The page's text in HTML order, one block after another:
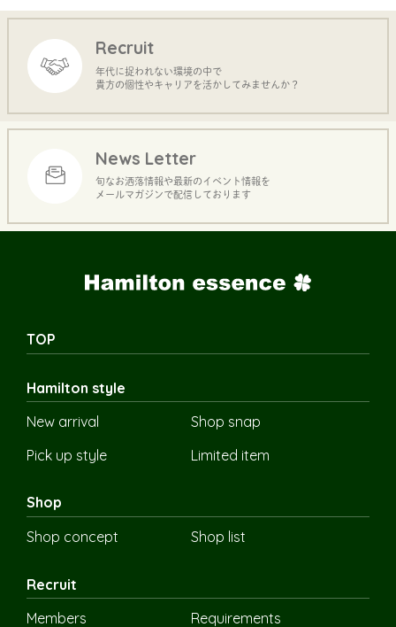
Recruit
年代に捉われない環境の中で
貴方の個性やキャリアを活かしてみませんか？
News Letter
旬なお洒落情報や最新のイベント情報を
メールマガジンで配信しております
TOP
Hamilton style
New arrival
Shop snap
Pick up style
Limited item
Shop
Shop concept
Shop list
Recruit
Members
Requirements